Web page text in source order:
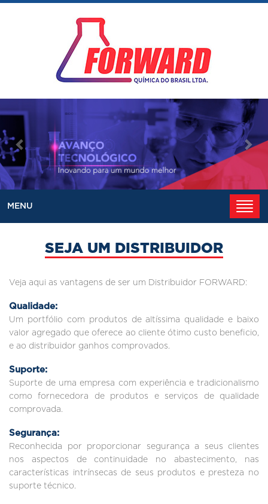
MENU
SEJA UM DISTRIBUIDOR
Veja aqui as vantagens de ser um Distribuidor FORWARD:
Qualidade:
Um portfólio com produtos de altíssima qualidade e baixo
valor agregado que oferece ao cliente ótimo custo beneficio,
e ao distribuidor ganhos comprovados.
Suporte:
Suporte de uma empresa com experiência e tradicionalismo
como fornecedora de produtos e serviços de qualidade
comprovada.
Segurança:
Reconhecida por proporcionar segurança a seus clientes
nos aspectos de continuidade no abastecimento, nas
características intrínsecas de seus produtos e presteza no
suporte técnico.